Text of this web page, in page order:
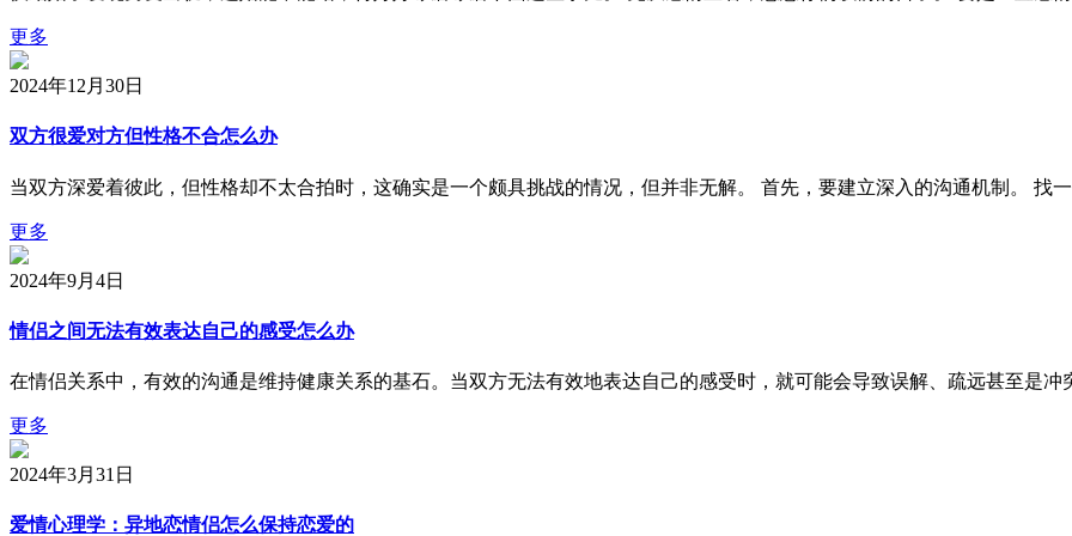
更多
2024年12月30日
双方很爱对方但性格不合怎么办
当双方深爱着彼此，但性格却不太合拍时，这确实是一个颇具挑战的情况，但并非无解。 首先，要建立深入的沟通机制。 找
更多
2024年9月4日
情侣之间无法有效表达自己的感受怎么办
在情侣关系中，有效的沟通是维持健康关系的基石。当双方无法有效地表达自己的感受时，就可能会导致误解、疏远甚至是
更多
2024年3月31日
爱情心理学：异地恋情侣怎么保持恋爱的